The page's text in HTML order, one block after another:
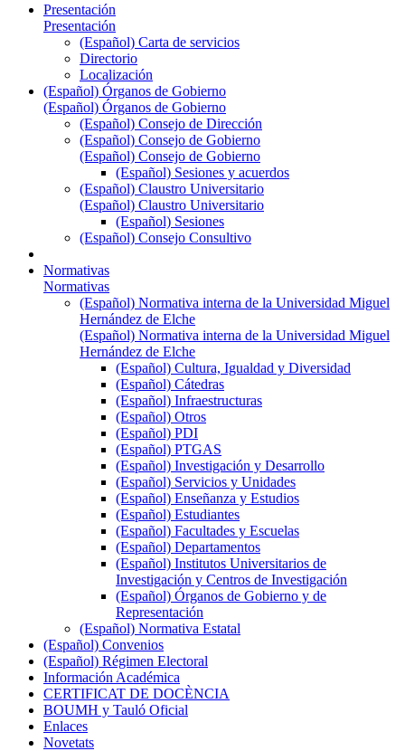
Presentación
Presentación
(Español) Carta de servicios
Directorio
Localización
(Español) Órganos de Gobierno
(Español) Órganos de Gobierno
(Español) Consejo de Dirección
(Español) Consejo de Gobierno
(Español) Consejo de Gobierno
(Español) Sesiones y acuerdos
(Español) Claustro Universitario
(Español) Claustro Universitario
(Español) Sesiones
(Español) Consejo Consultivo
Normativas
Normativas
(Español) Normativa interna de la Universidad Miguel
Hernández de Elche
(Español) Normativa interna de la Universidad Miguel
Hernández de Elche
(Español) Cultura, Igualdad y Diversidad
(Español) Cátedras
(Español) Infraestructuras
(Español) Otros
(Español) PDI
(Español) PTGAS
(Español) Investigación y Desarrollo
(Español) Servicios y Unidades
(Español) Enseñanza y Estudios
(Español) Estudiantes
(Español) Facultades y Escuelas
(Español) Departamentos
(Español) Institutos Universitarios de
Investigación y Centros de Investigación
(Español) Órganos de Gobierno y de
Representación
(Español) Normativa Estatal
(Español) Convenios
(Español) Régimen Electoral
Información Académica
CERTIFICAT DE DOCÈNCIA
BOUMH y Tauló Oficial
Enlaces
Novetats